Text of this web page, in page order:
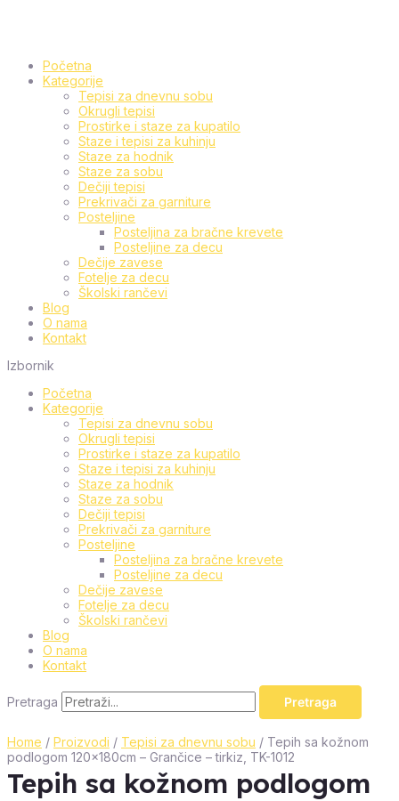
Početna
Kategorije
Tepisi za dnevnu sobu
Okrugli tepisi
Prostirke i staze za kupatilo
Staze i tepisi za kuhinju
Staze za hodnik
Staze za sobu
Dečiji tepisi
Prekrivači za garniture
Posteljine
Posteljina za bračne krevete
Posteljine za decu
Dečije zavese
Fotelje za decu
Školski rančevi
Blog
O nama
Kontakt
Izbornik
Početna
Kategorije
Tepisi za dnevnu sobu
Okrugli tepisi
Prostirke i staze za kupatilo
Staze i tepisi za kuhinju
Staze za hodnik
Staze za sobu
Dečiji tepisi
Prekrivači za garniture
Posteljine
Posteljina za bračne krevete
Posteljine za decu
Dečije zavese
Fotelje za decu
Školski rančevi
Blog
O nama
Kontakt
Pretraga Pretraga
Home / Proizvodi / Tepisi za dnevnu sobu / Tepih sa kožnom
podlogom 120x180cm – Grančice – tirkiz, TK-1012
Tepih sa kožnom podlogom